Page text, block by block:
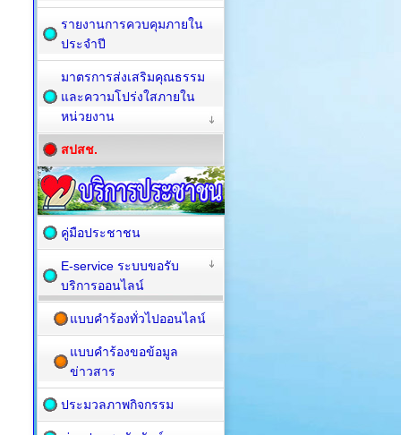
รายงานการควบคุมภายใน
ประจำปี
มาตรการส่งเสริมคุณธรรม
และความโปร่งใสภายใน
หน่วยงาน
สปสช.
คู่มือประชาชน
E-service ระบบขอรับ
บริการออนไลน์
แบบคำร้องทั่วไปออนไลน์
แบบคำร้องขอข้อมูล
ข่าวสาร
ประมวลภาพกิจกรรม